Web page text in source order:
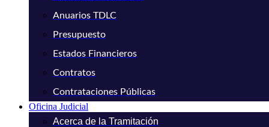
Anuarios TDLC
Presupuesto
Estados Financieros
Contratos
Contrataciones Públicas
Oficina Judicial
Acerca de la Tramitación